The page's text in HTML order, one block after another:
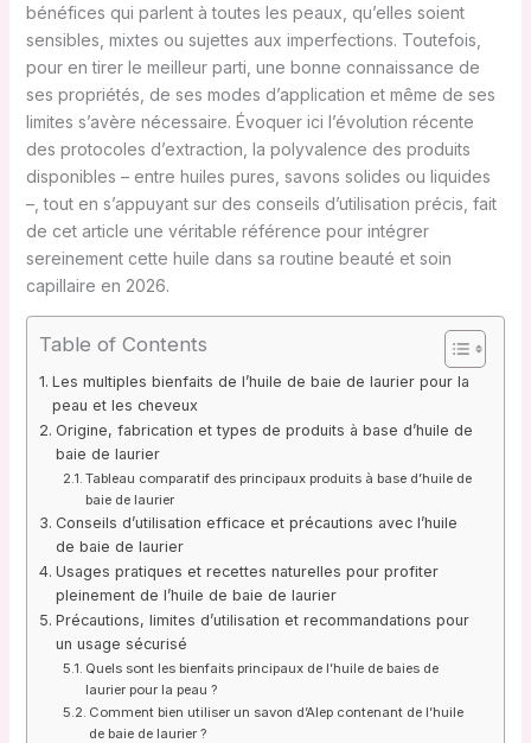
bénéfices qui parlent à toutes les peaux, qu’elles soient
sensibles, mixtes ou sujettes aux imperfections. Toutefois,
pour en tirer le meilleur parti, une bonne connaissance de
ses propriétés, de ses modes d’application et même de ses
limites s’avère nécessaire. Évoquer ici l’évolution récente
des protocoles d’extraction, la polyvalence des produits
disponibles – entre huiles pures, savons solides ou liquides
–, tout en s’appuyant sur des conseils d’utilisation précis, fait
de cet article une véritable référence pour intégrer
sereinement cette huile dans sa routine beauté et soin
capillaire en 2026.
Table of Contents
Les multiples bienfaits de l’huile de baie de laurier pour la
peau et les cheveux
Origine, fabrication et types de produits à base d’huile de
baie de laurier
Tableau comparatif des principaux produits à base d’huile de
baie de laurier
Conseils d’utilisation efficace et précautions avec l’huile
de baie de laurier
Usages pratiques et recettes naturelles pour profiter
pleinement de l’huile de baie de laurier
Précautions, limites d’utilisation et recommandations pour
un usage sécurisé
Quels sont les bienfaits principaux de l’huile de baies de
laurier pour la peau ?
Comment bien utiliser un savon d’Alep contenant de l’huile
de baie de laurier ?